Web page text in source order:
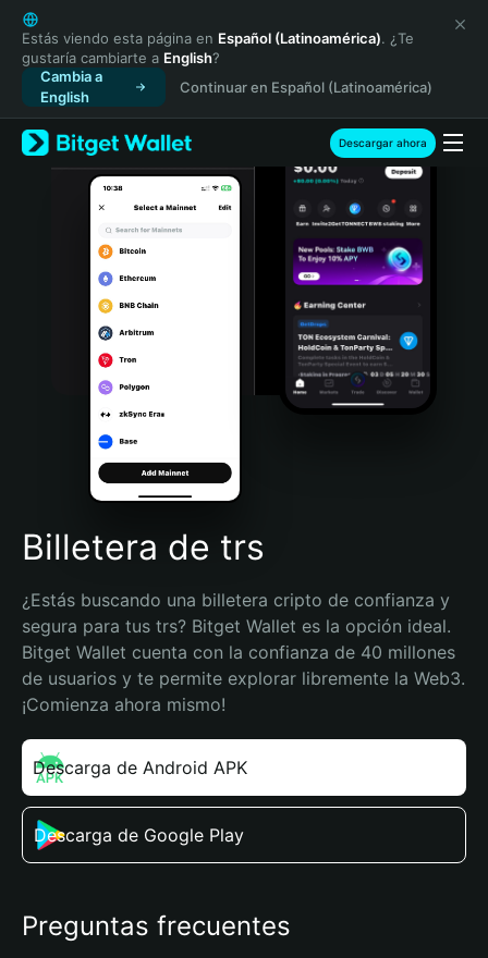
English
日本語
Tiếng Việt
Русский
Español (Latinoamérica)
Türkçe
Italiano
Português (Portugal)
Bahasa Indonesia
Português (Brasil)
Español (Argentina)
Estás viendo esta página en Español (Latinoamérica). ¿Te
gustaría cambiarte a English?
Cambia a
English
Continuar en Español (Latinoamérica)
Descargar ahora
Billetera de trs
¿Estás buscando una billetera cripto de confianza y
segura para tus trs? Bitget Wallet es la opción ideal.
Bitget Wallet cuenta con la confianza de 40 millones
de usuarios y te permite explorar libremente la Web3.
¡Comienza ahora mismo!
Descarga de Android APK
Descarga de Google Play
Preguntas frecuentes